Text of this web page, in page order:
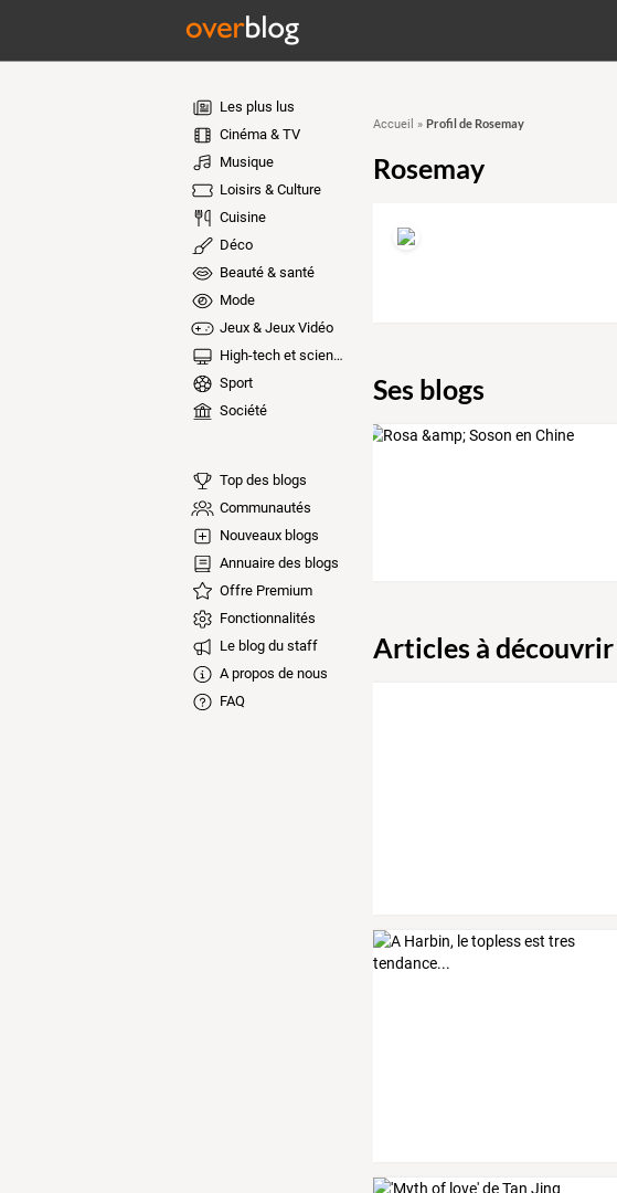
Les plus lus
Cinéma & TV
Musique
Loisirs & Culture
Cuisine
Déco
Beauté & santé
Mode
Jeux & Jeux Vidéo
High-tech et sciences
Sport
Société
Top des blogs
Communautés
Nouveaux blogs
Annuaire des blogs
Offre Premium
Fonctionnalités
Le blog du staff
A propos de nous
FAQ
Accueil » Profil de Rosemay
Rosemay
Ses blogs
Articles à découvrir